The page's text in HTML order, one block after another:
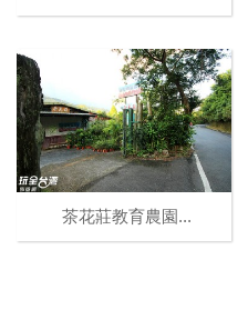
茶花莊教育農園...